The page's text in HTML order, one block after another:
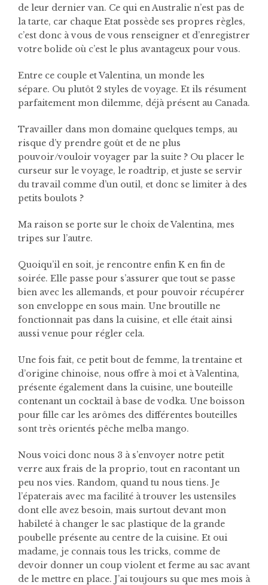
de leur dernier van. Ce qui en Australie n’est pas de
la tarte, car chaque Etat possède ses propres règles,
c’est donc à vous de vous renseigner et d’enregistrer
votre bolide où c’est le plus avantageux pour vous.
Entre ce couple et Valentina, un monde les
sépare. Ou plutôt 2 styles de voyage. Et ils résument
parfaitement mon dilemme, déjà présent au Canada.
Travailler dans mon domaine quelques temps, au
risque d’y prendre goût et de ne plus
pouvoir/vouloir voyager par la suite ? Ou placer le
curseur sur le voyage, le roadtrip, et juste se servir
du travail comme d’un outil, et donc se limiter à des
petits boulots ?
Ma raison se porte sur le choix de Valentina, mes
tripes sur l’autre.
Quoiqu’il en soit, je rencontre enfin K en fin de
soirée. Elle passe pour s’assurer que tout se passe
bien avec les allemands, et pour pouvoir récupérer
son enveloppe en sous main. Une broutille ne
fonctionnait pas dans la cuisine, et elle était ainsi
aussi venue pour régler cela.
Une fois fait, ce petit bout de femme, la trentaine et
d’origine chinoise, nous offre à moi et à Valentina,
présente également dans la cuisine, une bouteille
contenant un cocktail à base de vodka. Une boisson
pour fille car les arômes des différentes bouteilles
sont très orientés pêche melba mango.
Nous voici donc nous 3 à s’envoyer notre petit
verre aux frais de la proprio, tout en racontant un
peu nos vies. Random, quand tu nous tiens. Je
l’épaterais avec ma facilité à trouver les ustensiles
dont elle avez besoin, mais surtout devant mon
habileté à changer le sac plastique de la grande
poubelle présente au centre de la cuisine. Et oui
madame, je connais tous les tricks, comme de
devoir donner un coup violent et ferme au sac avant
de le mettre en place. J’ai toujours su que mes mois à